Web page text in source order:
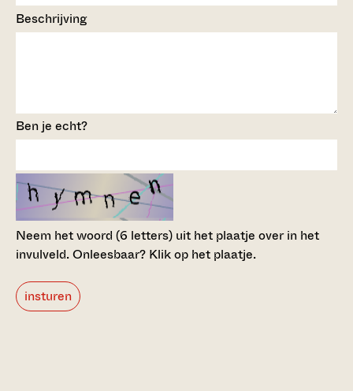
Beschrijving
Ben je echt?
Neem het woord (6 letters) uit het plaatje over in het
invulveld.Onleesbaar? Klik op het plaatje.
insturen